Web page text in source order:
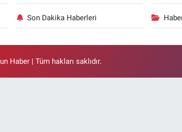
Son Dakika Haberleri
Haber | Tüm hakları saklıdır.